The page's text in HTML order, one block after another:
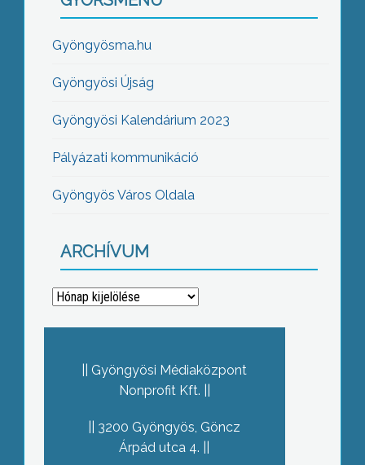
Gyöngyösma.hu
Gyöngyösi Újság
Gyöngyösi Kalendárium 2023
Pályázati kommunikáció
Gyöngyös Város Oldala
ARCHÍVUM
Archívum
Gyöngyösi Médiaközpont
Nonprofit Kft.
3200 Gyöngyös, Göncz
Árpád utca 4.